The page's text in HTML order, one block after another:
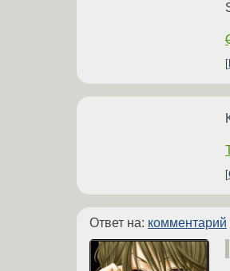
Ответ на: комментарий